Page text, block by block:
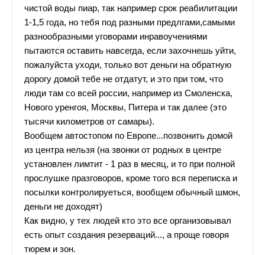
чистой воды пиар, так например срок реабилитации
1-1,5 года, но тебя под разными предлгами,самыми
разнообразными уговорами инравоучениями
пытаются оставить навсегда, если захочнешь уйти,
пожалуйста уходи, только вот деньги на обратную
дорогу домой тебе не отдатут, и это при том, что
люди там со всей россии, например из Смоленска,
Нового уренгоя, Москвы, Питера и так далее (это
тысячи километров от самары).
Вообщем автостопом по Европе...позвонить домой
из центра нельзя (на звонки от родных в центре
установлен лимтит - 1 раз в месяц, и то при полной
прослушке празговоров, кроме того вся переписка и
посылки контролируеться, вообщем обычный шмон,
деньги не доходят)
Как видно, у тех людей кто это все организовывал
есть опыт создания резерваций..., а проще говоря
тюрем и зон.